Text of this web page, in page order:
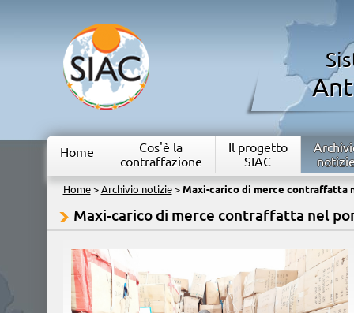
Home
Cos'è la
contraffazione
Il progetto
SIAC
Home> Archivio notizie> Maxi-carico di merce contraffatta
Maxi-carico di merce contraffatta nel